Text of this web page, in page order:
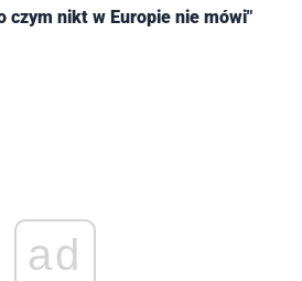
czym nikt w Europie nie mówi"
ad